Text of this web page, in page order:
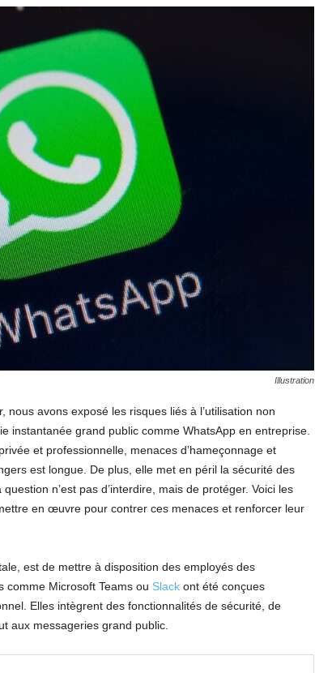
Illustration
nous avons exposé les risques liés à l’utilisation non
instantanée grand public comme WhatsApp en entreprise.
et professionnelle, menaces d’hameçonnage et
est longue. De plus, elle met en péril la sécurité des
n’est pas d’interdire, mais de protéger. Voici les
en œuvre pour contrer ces menaces et renforcer leur
est de mettre à disposition des employés des
comme Microsoft Teams ou Slackont ​​été conçues
Elles intègrent des fonctionnalités de sécurité, de
aux messageries grand public.